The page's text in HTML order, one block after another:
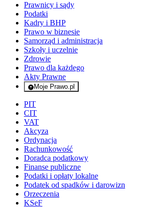
Prawnicy i sądy
Podatki
Kadry i BHP
Prawo w biznesie
Samorząd i administracja
Szkoły i uczelnie
Zdrowie
Prawo dla każdego
Akty Prawne
Moje Prawo.pl
- rejestracja i logowanie do serwisu
PIT
CIT
VAT
Akcyza
Ordynacja
Rachunkowość
Doradca podatkowy
Finanse publiczne
Podatki i opłaty lokalne
Podatek od spadków i darowizn
Orzeczenia
KSeF